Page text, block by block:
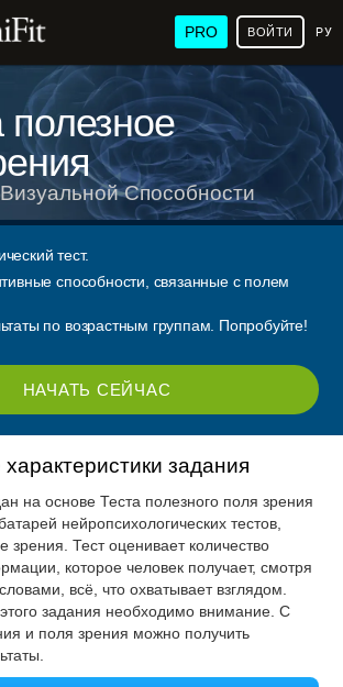
PRO ВОЙТИ
полезное
Способности
тест.
способности, связанные с полем
по возрастным группам. Попробуйте!
НАЧАТЬ СЕЙЧАС
задания
на основе Теста полезного поля зрения
нейропсихологических тестов,
Тест оценивает количество
которое человек получает, смотря
всё, что охватывает взглядом.
задания необходимо внимание. С
и поля зрения можно получить